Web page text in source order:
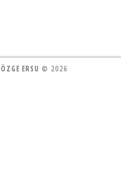
ÖZGE ERSU © 2026